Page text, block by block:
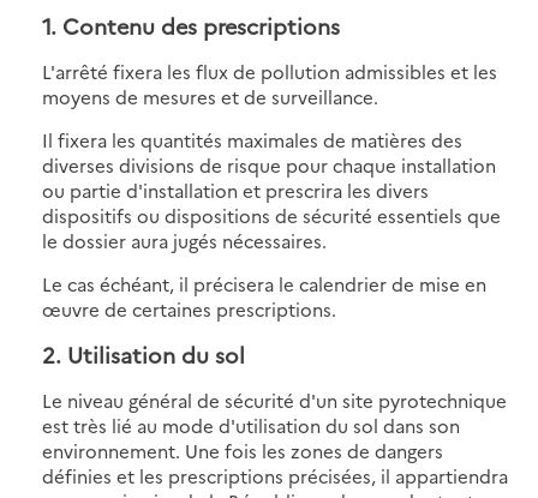
1. Contenu des prescriptions
L'arrêté fixera les flux de pollution admissibles et les
moyens de mesures et de surveillance.
Il fixera les quantités maximales de matières des
diverses divisions de risque pour chaque installation
ou partie d'installation et prescrira les divers
dispositifs ou dispositions de sécurité essentiels que
le dossier aura jugés nécessaires.
Le cas échéant, il précisera le calendrier de mise en
œuvre de certaines prescriptions.
2. Utilisation du sol
Le niveau général de sécurité d'un site pyrotechnique
est très lié au mode d'utilisation du sol dans son
environnement. Une fois les zones de dangers
définies et les prescriptions précisées, il appartiendra